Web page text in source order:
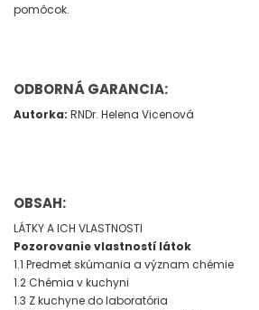
pomôcok.
ODBORNÁ GARANCIA:
Autorka: RNDr. Helena Vicenová
OBSAH:
LÁTKY A ICH VLASTNOSTI
Pozorovanie vlastností látok
1.1 Predmet skúmania a význam chémie
1.2 Chémia v kuchyni
1.3 Z kuchyne do laboratória